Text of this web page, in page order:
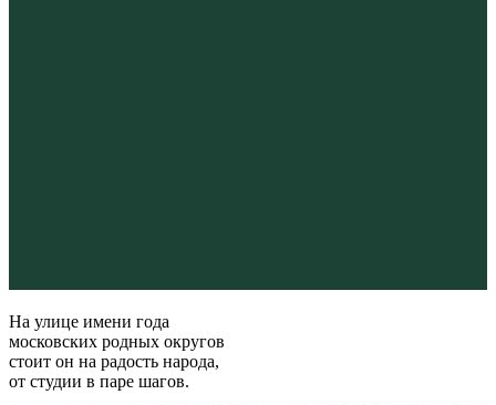
На улице имени года
московских родных округов
стоит он на радость народа,
от студии в паре шагов.